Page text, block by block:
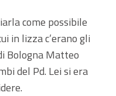
come possibile
in lizza c’erano gli
Bologna Matteo
del Pd. Lei si era